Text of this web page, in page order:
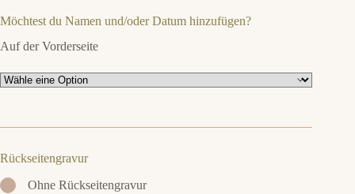
Möchtest du Namen und/oder Datum hinzufügen?
Auf der Vorderseite
Rückseitengravur
Ohne Rückseitengravur